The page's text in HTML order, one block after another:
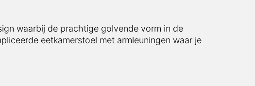
waarbij de prachtige golvende vorm in de
eetkamerstoel met armleuningen waar je